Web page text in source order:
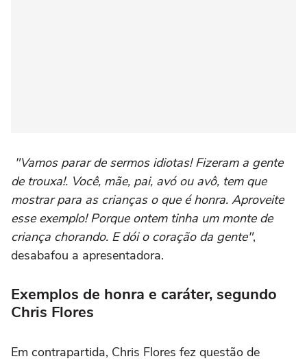
"Vamos parar de sermos idiotas! Fizeram a gente
de trouxa!. Você, mãe, pai, avó ou avô, tem que
mostrar para as crianças o que é honra. Aproveite
esse exemplo! Porque ontem tinha um monte de
criança chorando. E dói o coração da gente",
desabafou a apresentadora.
Exemplos de honra e caráter, segundo
Chris Flores
Em contrapartida, Chris Flores fez questão de